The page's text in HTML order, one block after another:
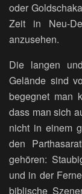
oder
Zeit in Neu-
anzusehen.
Die langen
Gelände sind
begegnet man
dass man sich
nicht in einem
den
gehören:
und in der
biblische